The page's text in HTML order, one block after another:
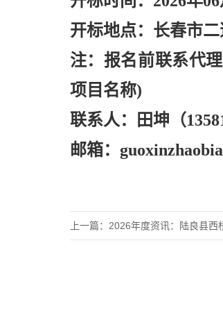
开标地点：长春市
注：报名前联系代
项目名称)
联系人：田坤（
邮箱：
上一篇： 2026年度资讯：陆良县西桥历